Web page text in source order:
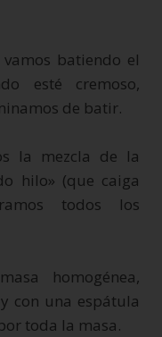
batiendo el
esté cremoso,
de batir.
la mezcla de la
hilo» (que caiga
todos los
homogénea,
con una espátula
toda la masa.